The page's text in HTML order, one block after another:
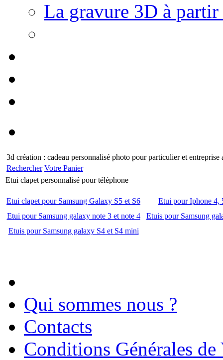
La gravure 3D à
3d création : cadeau personnalisé photo pour particulier et entreprise
Rechercher Votre Panier
Etui clapet personnalisé pour téléphone
Etui clapet pour Samsung Galaxy S5 et S6
Etui pour Iphone 4,
Etui pour Samsung galaxy note 3 et note 4
Etuis pour Samsung
Etuis pour Samsung galaxy S4 et S4 mini
Qui sommes nous ?
Contacts
Conditions Générales de